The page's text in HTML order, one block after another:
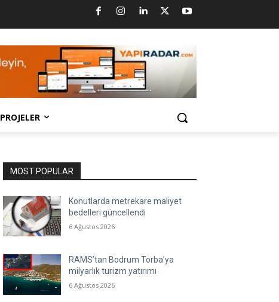
PROJELER
MOST POPULAR
Konutlarda metrekare maliyet
bedelleri güncellendi
6 Ağustos 2026
RAMS’tan Bodrum Torba’ya
milyarlık turizm yatırımı
6 Ağustos 2026